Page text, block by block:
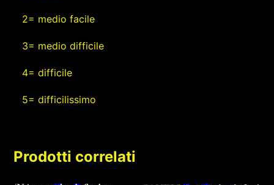
2= medio facile
3= medio difficile
4= difficile
5= difficilissimo
Prodotti correlati